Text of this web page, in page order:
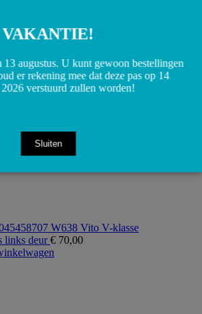
W638 Vito V-klasse
links deur€ 70,00
VAKANTIE!
augustus. U kunt gewoon bestellingen
er rekening mee dat deze pas op 14
2026 verstuurd zullen worden!
Sluiten